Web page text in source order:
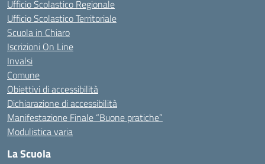
Ufficio Scolastico Regionale
Ufficio Scolastico Territoriale
Scuola in Chiaro
Iscrizioni On Line
Invalsi
Comune
Obiettivi di accessibilità
Dichiarazione di accessibilità
Manifestazione Finale “Buone pratiche”
Modulistica varia
La Scuola